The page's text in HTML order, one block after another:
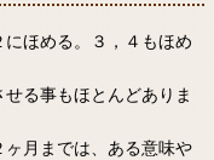
ほめる。３，４もほめ
る事もほとんどありま
月までは、ある意味や